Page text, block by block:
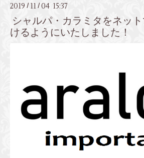
2019 / 11 /04 15:37
シャルパ・カラミタをネッ
けるようにいたしました！